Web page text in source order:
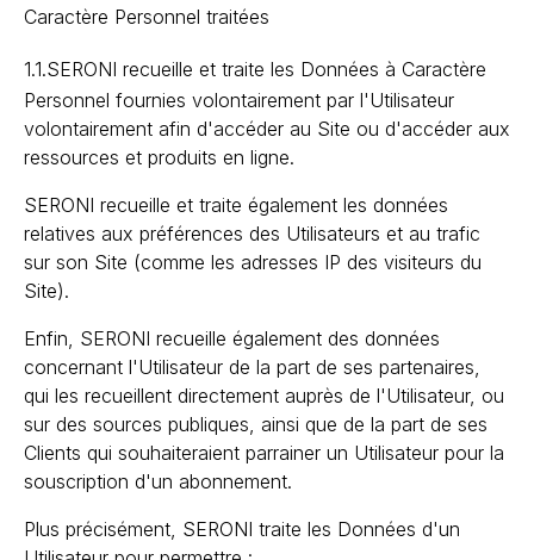
Caractère Personnel traitées
1.1.SERONI recueille et traite les Données à Caractère
Personnel fournies volontairement par l'Utilisateur
volontairement afin d'accéder au Site ou d'accéder aux
ressources et produits en ligne.
SERONI recueille et traite également les données
relatives aux préférences des Utilisateurs et au trafic
sur son Site (comme les adresses IP des visiteurs du
Site).
Enfin, SERONI recueille également des données
concernant l'Utilisateur de la part de ses partenaires,
qui les recueillent directement auprès de l'Utilisateur, ou
sur des sources publiques, ainsi que de la part de ses
Clients qui souhaiteraient parrainer un Utilisateur pour la
souscription d'un abonnement.
Plus précisément, SERONI traite les Données d'un